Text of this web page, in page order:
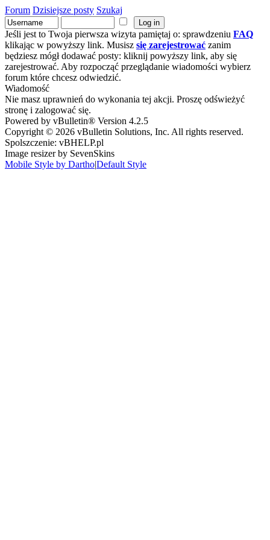
Forum Dzisiejsze posty Szukaj
Jeśli jest to Twoja pierwsza wizyta pamiętaj o: sprawdzeniu FAQ
klikając w powyższy link. Musisz się zarejestrować zanim
będziesz mógł dodawać posty: kliknij powyższy link, aby się
zarejestrować. Aby rozpocząć przeglądanie wiadomości wybierz
forum które chcesz odwiedzić.
Wiadomość
Nie masz uprawnień do wykonania tej akcji. Proszę odświeżyć
stronę i zalogować się.
Powered by vBulletin® Version 4.2.5
Copyright © 2026 vBulletin Solutions, Inc. All rights reserved.
Spolszczenie: vBHELP.pl
Image resizer by SevenSkins
Mobile Style by Dartho|Default Style